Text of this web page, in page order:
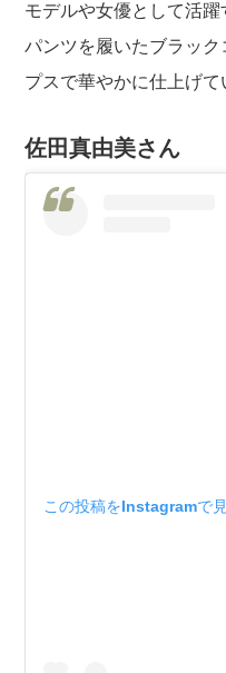
モデルや女優として活
パンツを履いたブラッ
プスで華やかに仕上げて
佐田真由美さん
この投稿をInstagramで